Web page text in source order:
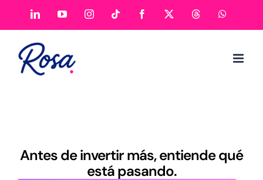
Antes de invertir más, entiende qué
está pasando.